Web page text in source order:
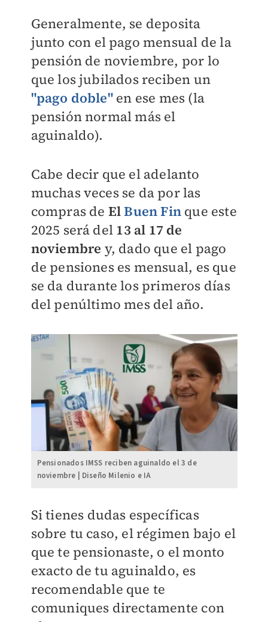
Generalmente, se deposita
junto con el pago mensual de la
pensión de noviembre, por lo
que los jubilados reciben un
"pago doble" en ese mes (la
pensión normal más el
aguinaldo).
Cabe decir que el adelanto
muchas veces se da por las
compras de ElBuen Fin que este
2025 será del 13 al 17 de
noviembre y, dado que el pago
de pensiones es mensual, es que
se da durante los primeros días
del penúltimo mes del año.
Pensionados IMSS reciben aguinaldo el 3 de
noviembre | Diseño Milenio e IA
​Si tienes dudas específicas
sobre tu caso, el régimen bajo el
que te pensionaste, o el monto
exacto de tu aguinaldo, es
recomendable que te
comuniques directamente con